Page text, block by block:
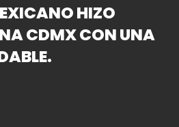
HIZO
CDMX CON UNA